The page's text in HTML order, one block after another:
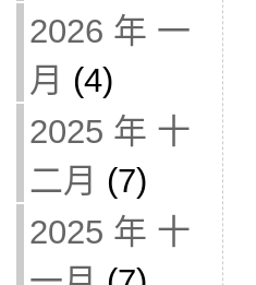
2026 年 一
月 (4)
2025 年 十
二月 (7)
2025 年 十